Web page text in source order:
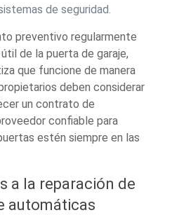
de seguridad.
preventivo regularmente
de la puerta de garaje,
que funcione de manera
deben considerar
un contrato de
confiable para
estén siempre en las
a la reparación de
automáticas